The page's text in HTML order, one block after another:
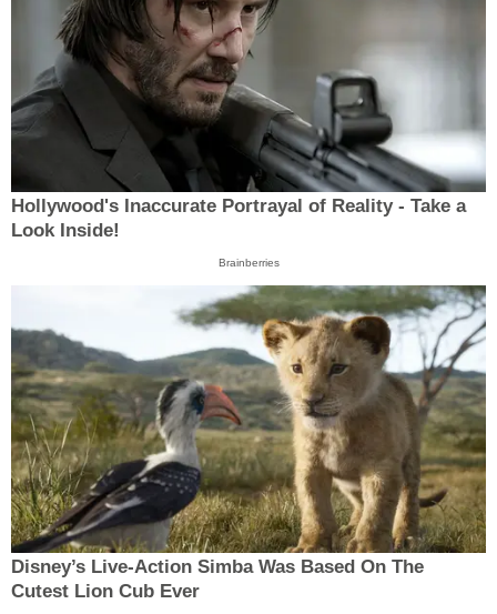
Hollywood's Inaccurate Portrayal of Reality - Take a
Look Inside!
Brainberries
Disney’s Live-Action Simba Was Based On The
Cutest Lion Cub Ever